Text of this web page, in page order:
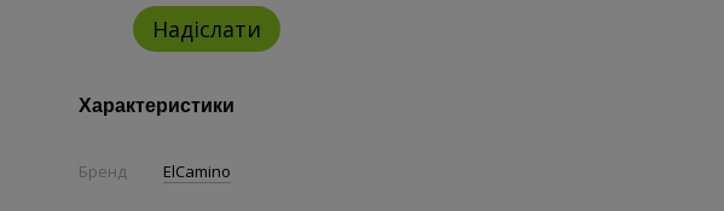
Надіслати
Характеристики
Бренд ElCamino